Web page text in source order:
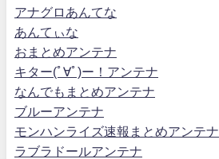
アナグロあんてな
あんてぃな
おまとめアンテナ
キター(ﾟ∀ﾟ)ー！アンテナ
なんでもまとめアンテナ
ブルーアンテナ
モンハンライズ速報まとめアンテナ
ラブラドールアンテナ